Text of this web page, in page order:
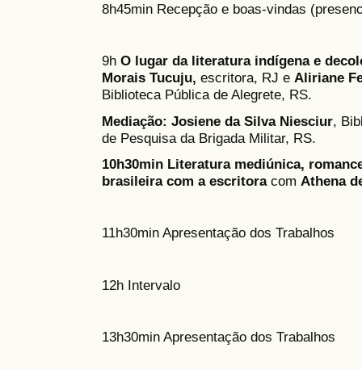
8h45min Recepção e boas-vindas
9h O lugar da literatura indígena e
Morais Tucuju, escritora, RJ e Aliriane
Biblioteca Pública de Alegrete, RS.
Mediação: Josiene da Silva Niesciur,
de Pesquisa da Brigada Militar, RS.
10h30min Literatura mediúnica,
brasileira com a escritora com Athena
11h30min Apresentação dos Trabalhos
12h Intervalo
13h30min Apresentação dos Trabalhos